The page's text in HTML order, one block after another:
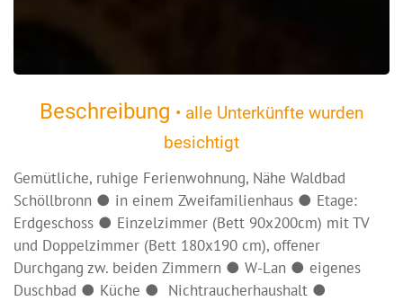
Beschreibung • alle Unterkünfte wurden
besichtigt
Gemütliche, ruhige Ferienwohnung, Nähe Waldbad
Schöllbronn ● in einem Zweifamilienhaus ● Etage:
Erdgeschoss ● Einzelzimmer (Bett 90x200cm) mit TV
und Doppelzimmer (Bett 180x190 cm), offener
Durchgang zw. beiden Zimmern ● W-Lan ● eigenes
Duschbad ● Küche ● Nichtraucherhaushalt ●